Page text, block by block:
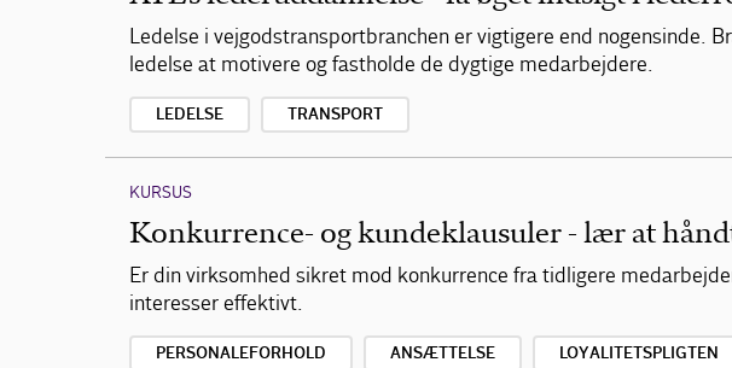
Ledelse i vejgodstransportbranchen er vigtigere end nogensinde.
ledelse at motivere og fastholde de dygtige medarbejdere.
LEDELSE TRANSPORT
KURSUS
Konkurrence- og kundeklausuler - lær at
Er din virksomhed sikret mod konkurrence fra tidligere
interesser effektivt.
PERSONALEFORHOLD ANSÆTTELSE LOYALITETSPLIGTEN